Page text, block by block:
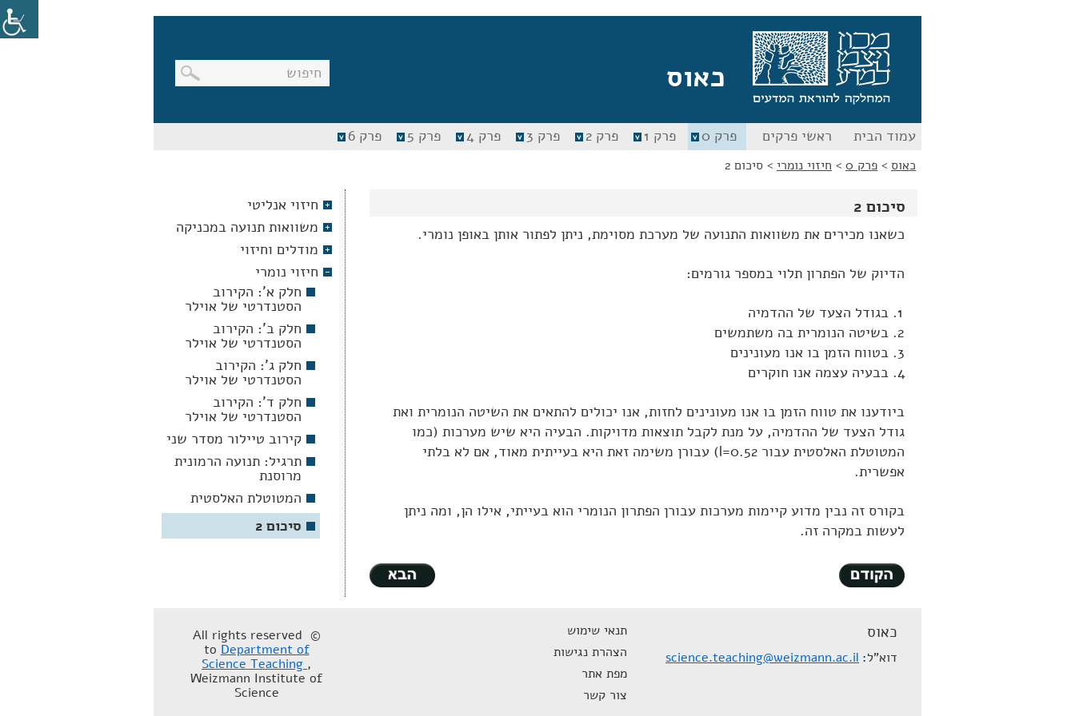
כאוס
עמוד הבית ראשי פרקים פרק 0 פרק 1 פרק 2 פרק 3 פרק 4 פרק 5 פרק 6
כאוס > פרק 0 > חיזוי נומרי > סיכום 2
סיכום 2
כשאנו מכירים את משוואות התנועה של מערכת מסוימת, ניתן לפתור אותן באופן נומרי.
הדיוק של הפתרון תלוי במספר גורמים:
בגודל הצעד של ההדמיה
בשיטה הנומרית בה משתמשים
בטווח הזמן בו אנו מעונינים
בבעיה עצמה אנו חוקרים
ביודענו את טווח הזמן בו אנו מעונינים לחזות, אנו יכולים להתאים את השיטה הנומרית ואת
גודל הצעד של ההדמיה, על מנת לקבל תוצאות מדויקות. הבעיה היא שיש מערכות (כמו
המטוטלת האלסטית עבור l=0.52) עבורן משימה זאת היא בעייתית מאוד, אם לא בלתי
אפשרית.
בקורס זה נבין מדוע קיימות מערכות עבורן הפתרון הנומרי הוא בעייתי, אילו הן, ומה ניתן
לעשות במקרה זה.
חיזוי אנליטי
משוואות תנועה במכניקה
מודלים וחיזוי
חיזוי נומרי
חלק א': הקירוב
הסטנדרטי של אוילר
חלק ב': הקירוב
הסטנדרטי של אוילר
חלק ג': הקירוב
הסטנדרטי של אוילר
חלק ד': הקירוב
הסטנדרטי של אוילר
קירוב טיילור מסדר שני
תרגיל: תנועה הרמונית
מרוסנת
המטוטלת האלסטית
סיכום 2
כאוס
דוא"ל science.teaching@weizmann.ac.il
תנאי שימוש
הצהרת נגישות
מפת אתר
צור קשר
© All rights reserved
to Department of
Science Teaching ,
Weizmann Institute of
Science